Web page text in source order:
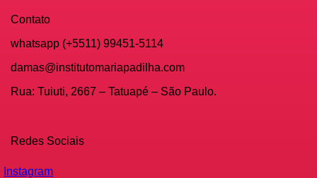
Contato
whatsapp (+5511) 99451-5114
damas@institutomariapadilha.com
Rua: Tuiuti, 2667 – Tatuapé – São Paulo.
Redes Sociais
Instagram